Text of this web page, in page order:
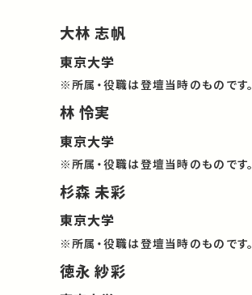
大林 志帆
東京大学
※所属・役職は登壇当時のものです。
林 怜実
東京大学
※所属・役職は登壇当時のものです。
杉森 未彩
東京大学
※所属・役職は登壇当時のものです。
徳永 紗彩